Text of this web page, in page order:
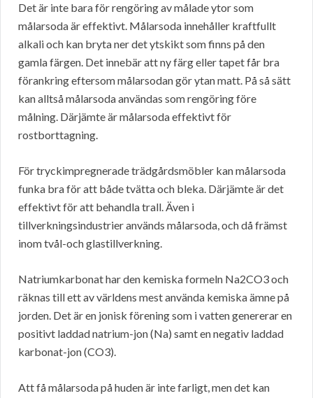
Det är inte bara för rengöring av målade ytor som
målarsoda är effektivt. Målarsoda innehåller kraftfullt
alkali och kan bryta ner det ytskikt som finns på den
gamla färgen. Det innebär att ny färg eller tapet får bra
förankring eftersom målarsodan gör ytan matt. På så sätt
kan alltså målarsoda användas som rengöring före
målning. Därjämte är målarsoda effektivt för
rostborttagning.
För tryckimpregnerade trädgårdsmöbler kan målarsoda
funka bra för att både tvätta och bleka. Därjämte är det
effektivt för att behandla trall. Även i
tillverkningsindustrier används målarsoda, och då främst
inom tvål-och glastillverkning.
Natriumkarbonat har den kemiska formeln Na2CO3 och
räknas till ett av världens mest använda kemiska ämne på
jorden. Det är en jonisk förening som i vatten genererar en
positivt laddad natrium-jon (Na) samt en negativ laddad
karbonat-jon (CO3).
Att få målarsoda på huden är inte farligt, men det kan